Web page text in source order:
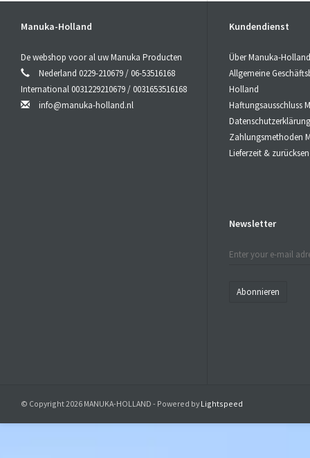
Manuka-Holland
De webshop voor al uw Manuka Producten
Nederland 0229-210679 / 06-53516168
International 0031229210679 / 0031653516168
info@manuka-holland.nl
Kundendienst
Über Manuka-Holland
Allgemeine
Holland
Haftungsausschluss
Zahlungsmethoden
Lieferzeit &
Newsletter
Abonnieren
© Copyright 2026 MANUKA-HOLLAND - Powered by Lightspeed